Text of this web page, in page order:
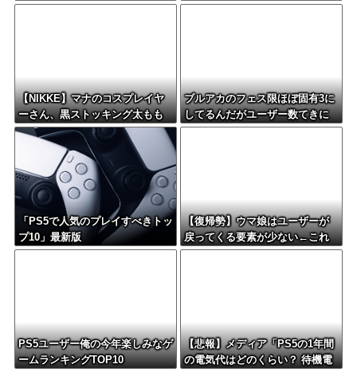
る？
【NIKKE】マナのコスプレイヤ
ーさん、黒ストッキング太もも
がえちえちィ！
ブルアカのフェス限ほぼ固有3に
してるんだがユーザー数てきに
はどんなもん？
「PS5で人気のプレイすべきトッ
プ10」最新版
【復帰勢】ウマ娘はユーザーが
戻ってくる要素が少ない←これ
PS5ユーザー俺の今年楽しみなゲ
ームランキングTOP10
【悲報】メディア「PS5の1年間
の電気代はどのくらい？ 待機電